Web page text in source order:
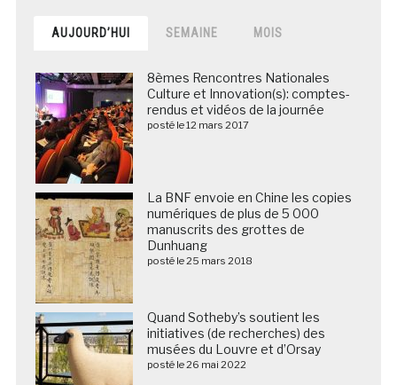
AUJOURD’HUI SEMAINE MOIS
8èmes Rencontres Nationales
Culture et Innovation(s): comptes-
rendus et vidéos de la journée
posté le 12 mars 2017
La BNF envoie en Chine les copies
numériques de plus de 5 000
manuscrits des grottes de
Dunhuang
posté le 25 mars 2018
Quand Sotheby’s soutient les
initiatives (de recherches) des
musées du Louvre et d’Orsay
posté le 26 mai 2022